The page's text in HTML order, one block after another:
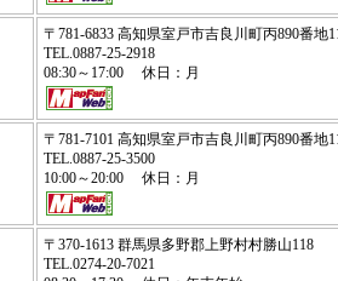
〒781-6833 高知県室戸市吉良川町丙890番
TEL.0887-25-2918
08:30～17:00 休日：月
〒781-7101 高知県室戸市吉良川町丙890番
TEL.0887-25-3500
10:00～20:00 休日：月
〒370-1613 群馬県多野郡上野村村勝山118
TEL.0274-20-7021